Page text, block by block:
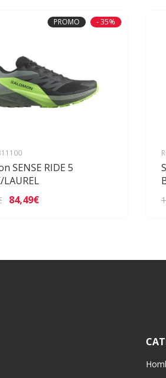
PROMO - 35%
SENSE RIDE 5
LAUREL
84,49€